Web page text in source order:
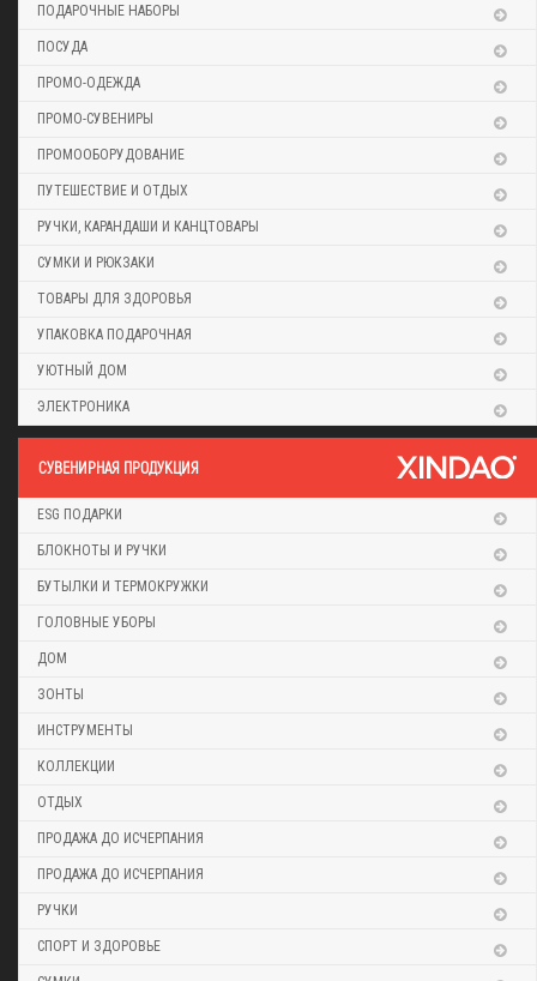
ПОДАРОЧНЫЕ НАБОРЫ
ПОСУДА
ПРОМО-ОДЕЖДА
ПРОМО-СУВЕНИРЫ
ПРОМООБОРУДОВАНИЕ
ПУТЕШЕСТВИЕ И ОТДЫХ
РУЧКИ, КАРАНДАШИ И КАНЦТОВАРЫ
СУМКИ И РЮКЗАКИ
ТОВАРЫ ДЛЯ ЗДОРОВЬЯ
УПАКОВКА ПОДАРОЧНАЯ
УЮТНЫЙ ДОМ
ЭЛЕКТРОНИКА
CУВЕНИРНАЯ ПРОДУКЦИЯ
ESG ПОДАРКИ
БЛОКНОТЫ И РУЧКИ
БУТЫЛКИ И ТЕРМОКРУЖКИ
ГОЛОВНЫЕ УБОРЫ
ДОМ
ЗОНТЫ
ИНСТРУМЕНТЫ
КОЛЛЕКЦИИ
ОТДЫХ
ПРОДАЖА ДО ИСЧЕРПАНИЯ
ПРОДАЖА ДО ИСЧЕРПАНИЯ
РУЧКИ
СПОРТ И ЗДОРОВЬЕ